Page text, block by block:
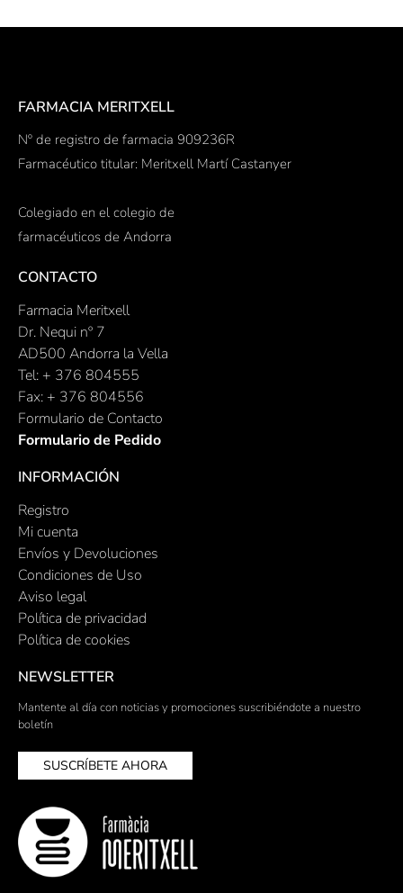
FARMACIA MERITXELL
Nº de registro de farmacia 909236R
Farmacéutico titular: Meritxell Martí Castanyer
Colegiado en el colegio de
farmacéuticos de Andorra
CONTACTO
Farmacia Meritxell
Dr. Nequi nº 7
AD500 Andorra la Vella
Tel: + 376 804555
Fax: + 376 804556
Formulario de Contacto
Formulario de Pedido
INFORMACIÓN
Registro
Mi cuenta
Envíos y Devoluciones
Condiciones de Uso
Aviso legal
Política de privacidad
Política de cookies
NEWSLETTER
Mantente al día con noticias y promociones suscribiéndote a nuestro
boletín
SUSCRÍBETE AHORA